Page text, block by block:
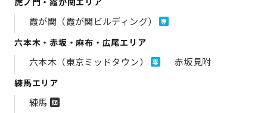
霞が関（霞が関ビルディング） 専
六本木・赤坂・麻布・広尾エリア
六本木（東京ミッドタウン） 専 赤坂見附
練馬エリア
練馬 個